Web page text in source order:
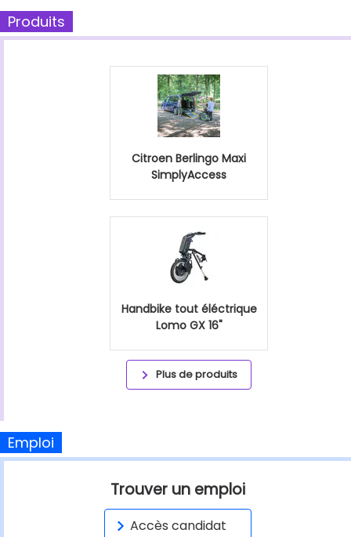
Produits
Citroen Berlingo Maxi
SimplyAccess
Handbike tout éléctrique
Lomo GX 16"
Plus de produits
Emploi
Trouver un emploi
Accès candidat